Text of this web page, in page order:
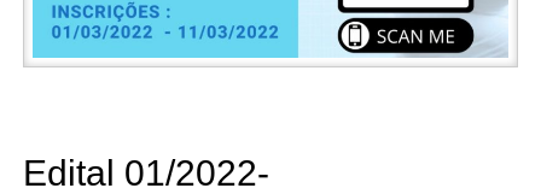
Edital 01/2022-